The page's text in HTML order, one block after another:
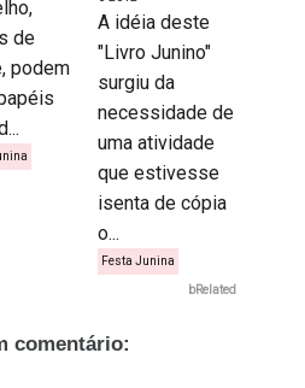
de
podem
A idéia deste
"Livro Junino"
surgiu da
necessidade de
uma atividade
que estivesse
isenta de cópia
o...
Festa Junina
bRelated
comentário: